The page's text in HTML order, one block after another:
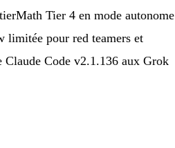
Tier 4 en mode autonome
limitée pour red teamers et
Claude Code v2.1.136 aux Grok